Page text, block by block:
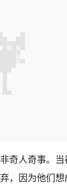
奇人奇事。
，因为他们